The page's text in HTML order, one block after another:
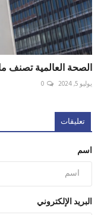
الصحة العالمية تصنف
يوليو 5, 2024 0
تعليقات
اسم
البريد الإلكتروني